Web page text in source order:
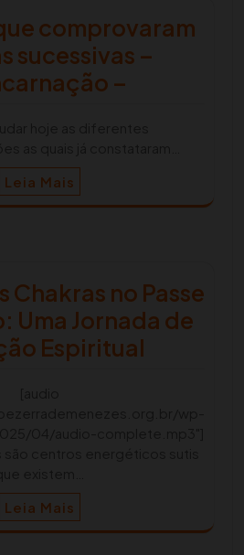
comprovaram
sucessivas –
–
Leia Mais
Chakras no Passe
Uma Jornada de
Espiritual
Leia Mais